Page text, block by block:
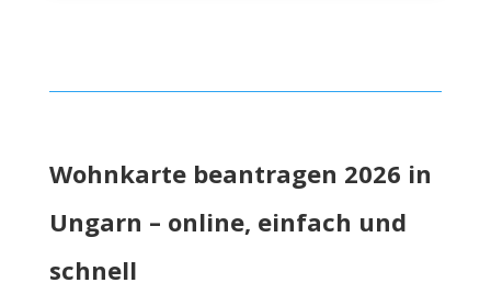
Wohnkarte beantragen 2026 in
Ungarn – online, einfach und
schnell